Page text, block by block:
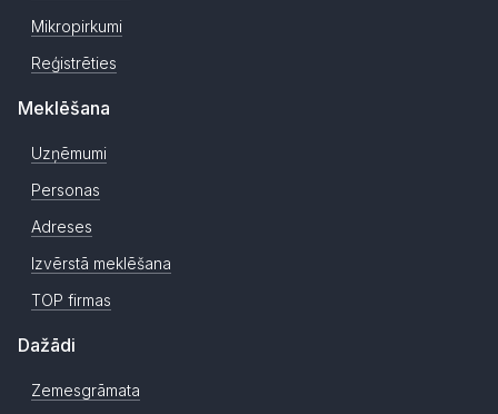
Mikropirkumi
Reģistrēties
Meklēšana
Uzņēmumi
Personas
Adreses
Izvērstā meklēšana
TOP firmas
Dažādi
Zemesgrāmata